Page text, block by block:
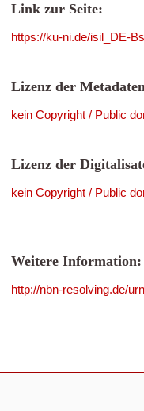
Link zur Seite:
https://ku-ni.de/isil_DE-
Lizenz der
kein Copyright / Public
Lizenz der
kein Copyright / Public
Weitere Information:
http://nbn-resolving.de/